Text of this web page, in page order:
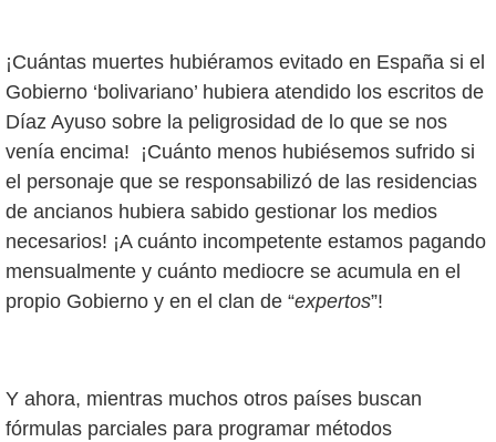
¡Cuántas muertes hubiéramos evitado en España si el
Gobierno ‘bolivariano’ hubiera atendido los escritos de
Díaz Ayuso sobre la peligrosidad de lo que se nos
venía encima! ¡Cuánto menos hubiésemos sufrido si
el personaje que se responsabilizó de las residencias
de ancianos hubiera sabido gestionar los medios
necesarios! ¡A cuánto incompetente estamos pagando
mensualmente y cuánto mediocre se acumula en el
propio Gobierno y en el clan de “expertos”!
Y ahora, mientras muchos otros países buscan
fórmulas parciales para programar métodos